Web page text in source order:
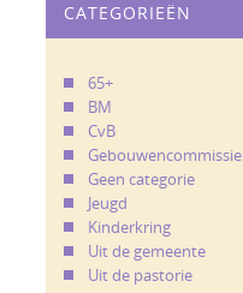
CATEGORIEËN
65+
BM
CvB
Gebouwencommissie
Geen categorie
Jeugd
Kinderkring
Uit de gemeente
Uit de pastorie